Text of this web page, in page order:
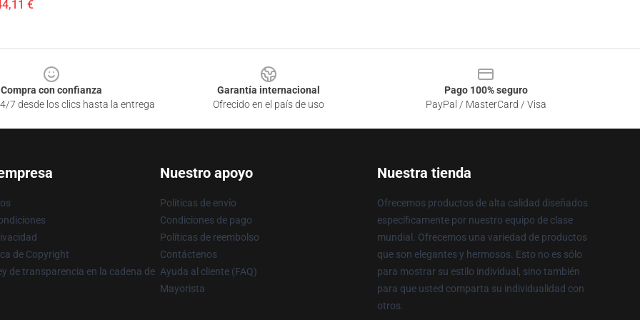
€
Compra con confianza
7 desde los clics hasta la entrega
Garantía internacional
Ofrecido en el país de uso
Pago 100% seguro
PayPal / MasterCard / Visa
de Copyright
de transparencia en la cadena de
Nuestro apoyo
Políticas de envío
Condiciones de pago
Políticas de reembolso
Contáctenos
Ayuda al cliente (FAQ)
Mayorista
Nuestra tienda
Ofrecemos productos de alta calidad diseñados
específicamente por nuestro equipo de clase
mundial. Ofrecemos una variedad de productos
que son elegantes y hermosos. Esto no es sólo
para mostrar su estilo individual, sino también
para que usted comparta su individualidad con
otros.